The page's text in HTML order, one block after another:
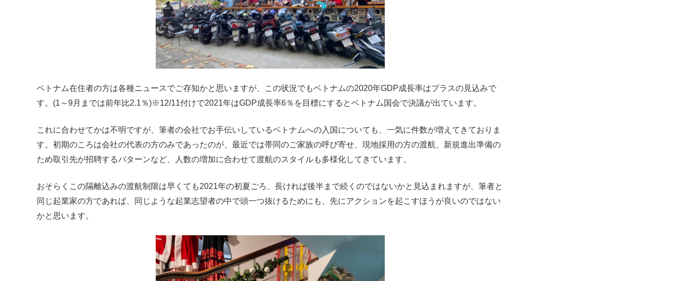
ベトナム在住者の方は各種ニュースでご存知かと思いますが、この状況でもベトナムの2020年GDP成長率はプラスの見込みで
す。(1～9月までは前年比2.1％)※12/11付けで2021年はGDP成長率6％を目標にするとベトナム国会で決議が出ています。
これに合わせてかは不明ですが、筆者の会社でお手伝いしているベトナムへの入国についても、一気に件数が増えてきておりま
す。初期のころは会社の代表の方のみであったのが、最近では帯同のご家族の呼び寄せ、現地採用の方の渡航、新規進出準備の
ため取引先が招聘するパターンなど、人数の増加に合わせて渡航のスタイルも多様化してきています。
おそらくこの隔離込みの渡航制限は早くても2021年の初夏ごろ、長ければ後半まで続くのではないかと見込まれますが、筆者と
同じ起業家の方であれば、同じような起業志望者の中で頭一つ抜けるためにも、先にアクションを起こすほうが良いのではない
かと思います。